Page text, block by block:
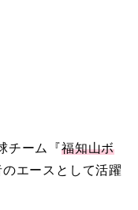
チーム『福知山ボ
エースとして活躍